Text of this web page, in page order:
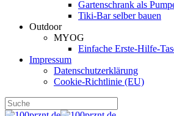
Gartenschrank als
Tiki-Bar selber bauen
Outdoor
MYOG
Einfache Erste-Hilfe-
Impressum
Datenschutzerklärung
Cookie-Richtlinie (EU)